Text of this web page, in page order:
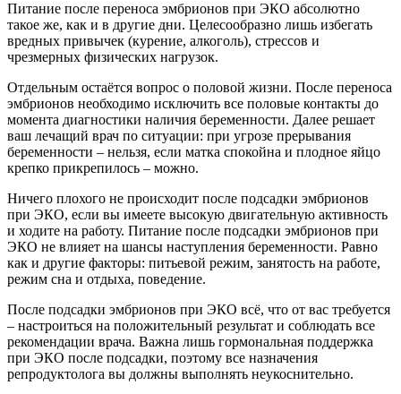
Питание после переноса эмбрионов при ЭКО абсолютно
такое же, как и в другие дни. Целесообразно лишь избегать
вредных привычек (курение, алкоголь), стрессов и
чрезмерных физических нагрузок.
Отдельным остаётся вопрос о половой жизни. После переноса
эмбрионов необходимо исключить все половые контакты до
момента диагностики наличия беременности. Далее решает
ваш лечащий врач по ситуации: при угрозе прерывания
беременности – нельзя, если матка спокойна и плодное яйцо
крепко прикрепилось – можно.
Ничего плохого не происходит после подсадки эмбрионов
при ЭКО, если вы имеете высокую двигательную активность
и ходите на работу. Питание после подсадки эмбрионов при
ЭКО не влияет на шансы наступления беременности. Равно
как и другие факторы: питьевой режим, занятость на работе,
режим сна и отдыха, поведение.
После подсадки эмбрионов при ЭКО всё, что от вас требуется
– настроиться на положительный результат и соблюдать все
рекомендации врача. Важна лишь гормональная поддержка
при ЭКО после подсадки, поэтому все назначения
репродуктолога вы должны выполнять неукоснительно.